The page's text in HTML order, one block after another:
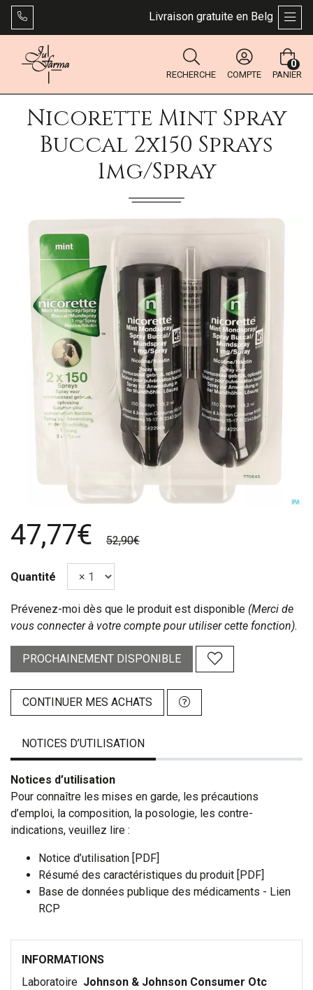
Livraison gratuite en Belgique
RECHERCHE COMPTE PANIER
0
Nicorette Mint Spray
Buccal 2x150 Sprays
1mg/spray
47,77€ 52,90€
Quantité
Prévenez-moi dès que le produit est disponible (Merci de
vous connecter à votre compte pour utiliser cette fonction).
PROCHAINEMENT DISPONIBLE
CONTINUER MES ACHATS
NOTICES D’UTILISATION
Notices d’utilisation
Pour connaître les mises en garde, les précautions
d’emploi, la composition, la posologie, les contre-
indications, veuillez lire :
Notice d’utilisation [PDF]
Résumé des caractéristiques du produit [PDF]
Base de données publique des médicaments - Lien
RCP
INFORMATIONS
Laboratoire Johnson & Johnson Consumer Otc